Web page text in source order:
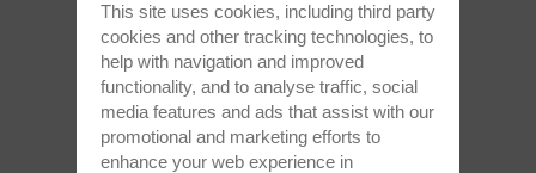
マイクロLEDおよびAR向けALD技術に
投資が拡大中
オックスフォード・インストゥルメンツ、マイ
クロLED向けALD技術を英国のAR（拡張現実）
および先端コンシューマー機器向け主要メーカ
ーに供給
This site uses cookies, including third party
cookies and other tracking technologies, to
help with navigation and improved
functionality, and to analyse traffic, social
media features and ads that assist with our
promotional and marketing efforts to
enhance your web experience in